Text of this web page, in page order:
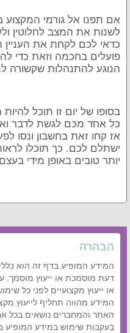
אם תפנו אל גורמי המקצוע
לשנות את המצב לחלוטין
כדאי לכם לקחת את העניין
פועלים בחכמה וזאת כדי
הנוגע להתנהלות שקשורה
בסופו של יום זו תוכל
כל אחד מכם לגשת לדבר
אז קחו זאת בחשבון ונסו
ישתלם לכם. כך תוכלו
יותר טובים באופן מידי
הבהרה
המידע המופיע בדף זה הוא
דעת מוסמכת או ייעוץ מוסמך.
או ייעוץ מקצועיים לפני כל
המידע מהווה תחליף לייעוץ
האתר והמחברים נושאים בכל
בעקבות שימוש במידע המופיע